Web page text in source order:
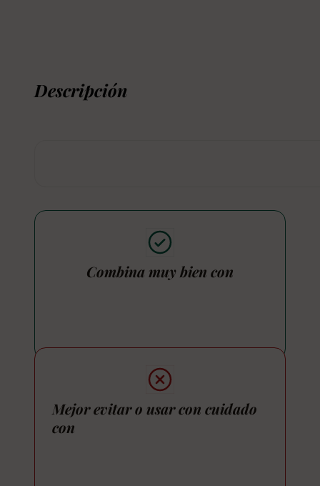
Descripción
Combina muy bien con
Mejor evitar o usar con cuidado
con